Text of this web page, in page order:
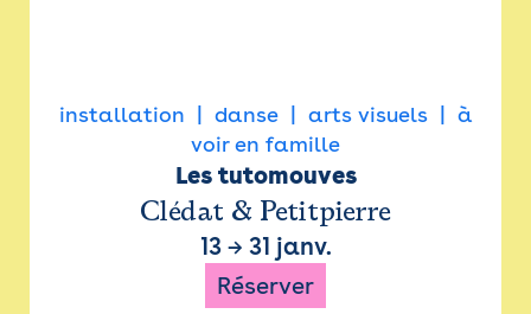
installation danse arts visuels
à
voir en famille
Les tutomouves
Clédat & Petitpierre
13→ 31 janv.
Réserver